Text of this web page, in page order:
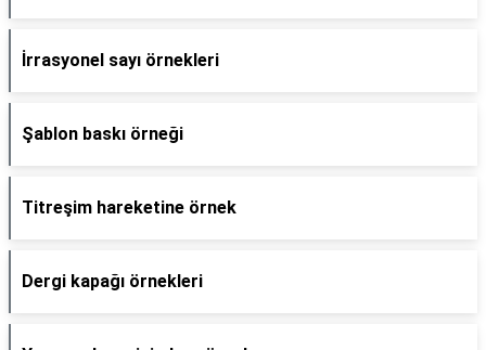
İrrasyonel sayı örnekleri
Şablon baskı örneği
Titreşim hareketine örnek
Dergi kapağı örnekleri